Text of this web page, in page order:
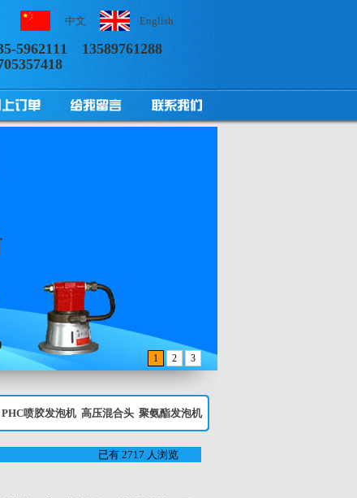
中文 English
5962111 13589761288
1 2 3
PHC喷胶发泡机 高压混合头 聚氨酯发泡机
已有 2717 人浏览